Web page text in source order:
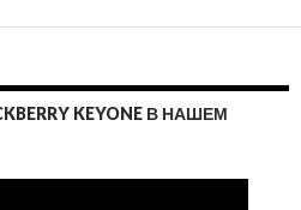
KEYONE В НАШЕМ